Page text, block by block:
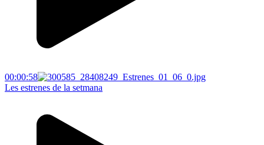
00:00:58
Les estrenes de la setmana